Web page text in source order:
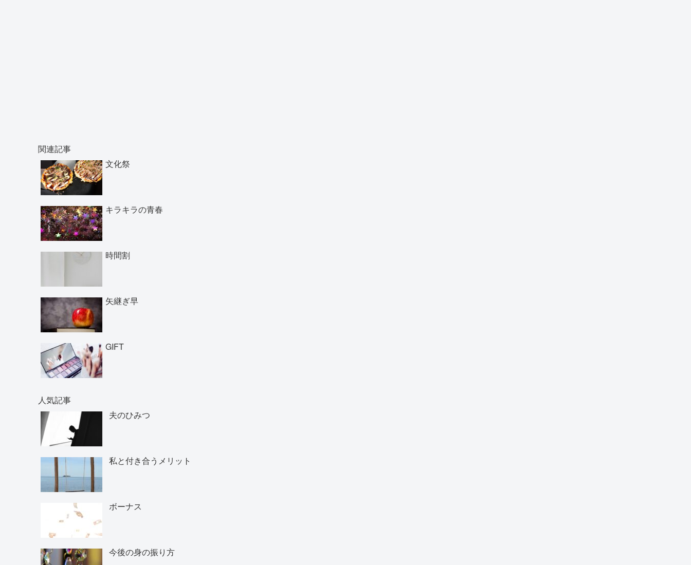
関連記事
文化祭
キラキラの青春
時間割
矢継ぎ早
GIFT
人気記事
夫のひみつ
私と付き合うメリット
ボーナス
今後の身の振り方